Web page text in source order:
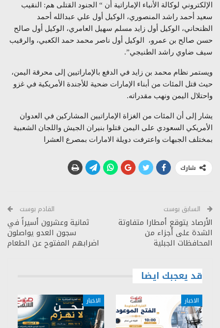
الإلكتروني لوكالة الأنباء الإماراتية أن “ الجنود القتلى هم: النقيب
سعيد أحمد راشد المنصوري، الوكيل أول علي عبدالله أحمد
الظنحاني، الوكيل أول زايد مسلم سهيل العامري، الوكيل أول صالح
حسن صالح بن عمرو، الوكيل أول ناصر محمد حمد الكعبي، والرقيب
سيف ضاوي راشد الطنيجي”.
ويستمر نظام محمد بن زايد في الدفع بالإماراتيين إلى محرقة اليمن،
حيث قتل المئات من أبناء الإمارات ضحية للأجندة الأمريكية في غزو
واحتلال اليمن ونهب مقدراته.
يشار إلى أن المئات من الغزاة الإماراتيين المشاركين في العدوان
الأمريكي السعودي على اليمن قتلوا بنيران الجيش واللجان الشعبية
بمختلف الجبهات واعترفت دويلة الامارات بمصرع العشرا
شارك
السابق بوست
الأرصاد يتوقع أمطارا متفاوتة
الشدة على أجزاء من
المحافظات الجبلية
القادم بوست
ثمانية وعشرون أسيراً في
سجون العدو يواصلون
اضرابهم المفتوح عن الطعام
قد يعجبك ايضا
الاخبار الاخبار